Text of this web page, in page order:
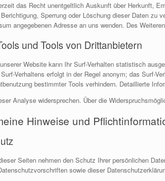
das Recht unentgeltlich Auskunft über Herkunft,
Sperrung oder Löschung dieser Daten zu
angegebenen Adresse an uns wenden. Des
und Tools von Drittanbietern
Website kann Ihr Surf-Verhalten statistisch
Verhaltens erfolgt in der Regel anonym; das Surf-
bestimmter Tools verhindern. Detaillierte
Analyse widersprechen. Über die
Hinweise und
Seiten nehmen den Schutz Ihrer persönlichen
sowie dieser